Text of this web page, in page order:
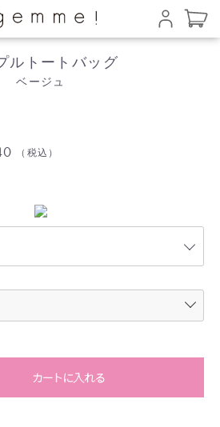
ルトートバッグ
ベージュ
（税込）
カートに入れる